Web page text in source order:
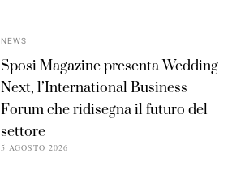
NEWS
Sposi Magazine presenta Wedding
Next, l’International Business
Forum che ridisegna il futuro del
settore
5 AGOSTO 2026